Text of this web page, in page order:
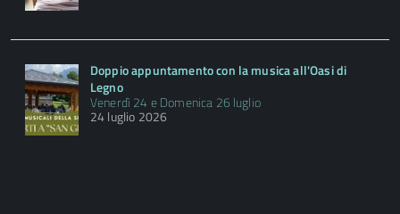
Doppio appuntamento con la musica all'Oasi di
Legno
Venerdì 24 e Domenica 26 luglio
24 luglio 2026